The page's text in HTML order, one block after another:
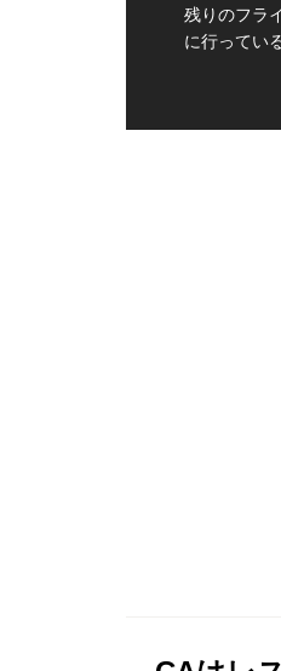
残りのフラ
に行ってい